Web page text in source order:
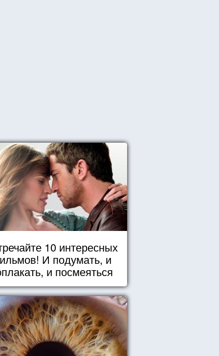
10 интересных
И подумать, и
и посмеяться